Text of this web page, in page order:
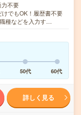
力不要
でもOK！履歴書不要
種などを入力す…
50代 60代
詳しく見る